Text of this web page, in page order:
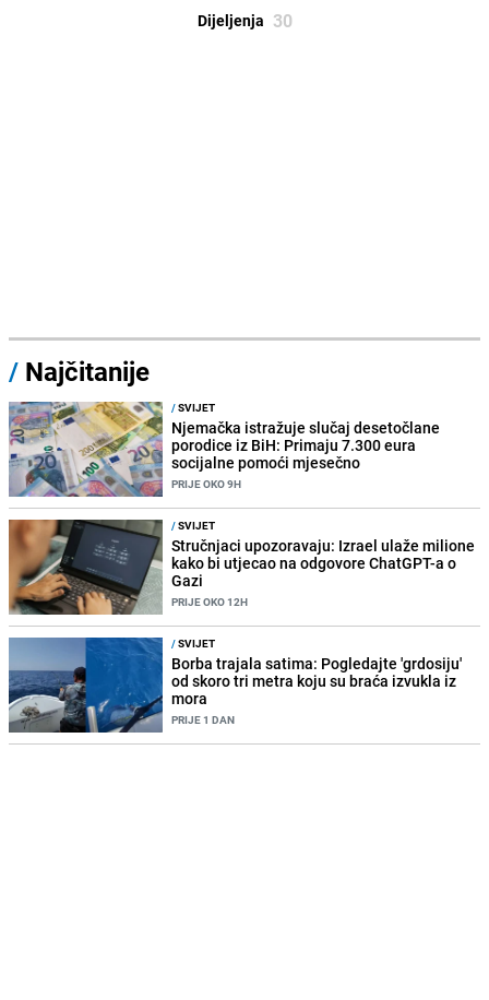
Dijeljenja 30
/ Najčitanije
/SVIJET
Njemačka istražuje slučaj desetočlane
porodice iz BiH: Primaju 7.300 eura
socijalne pomoći mjesečno
PRIJE OKO 9H
/SVIJET
Stručnjaci upozoravaju: Izrael ulaže milione
kako bi utjecao na odgovore ChatGPT-a o
Gazi
PRIJE OKO 12H
/SVIJET
Borba trajala satima: Pogledajte 'grdosiju'
od skoro tri metra koju su braća izvukla iz
mora
PRIJE 1 DAN